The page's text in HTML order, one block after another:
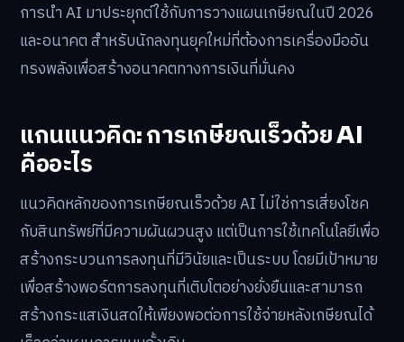
การนำ AI มาประยุกต์ใช้กับการวางแผนเกษียณในปี 2026
และอนาคต สำหรับนักลงทุนยุคใหม่ที่ต้องการเครื่องมืออัน
ทรงพลังเพื่อสร้างอนาคตทางการเงินที่มั่นคง
แกนแนวคิด: การเกษียณเร็วด้วย AI
คืออะไร
แนวคิดหลักของการเกษียณเร็วด้วย AI ไม่ใช่การเสี่ยงโชค
กับสินทรัพย์ที่มีความผันผวนสูง แต่เป็นการใช้เทคโนโลยีเพื่อ
สร้างกระบวนการลงทุนที่มีวินัยและเป็นระบบ โดยมีเป้าหมาย
เพื่อสร้างพอร์ตการลงทุนที่เติบโตอย่างยั่งยืนและสามารถ
สร้างกระแสเงินสดให้เพียงพอต่อการใช้จ่ายหลังเกษียณได้